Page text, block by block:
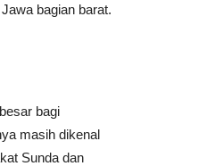
bagian barat.
bagi
masih dikenal
Sunda dan